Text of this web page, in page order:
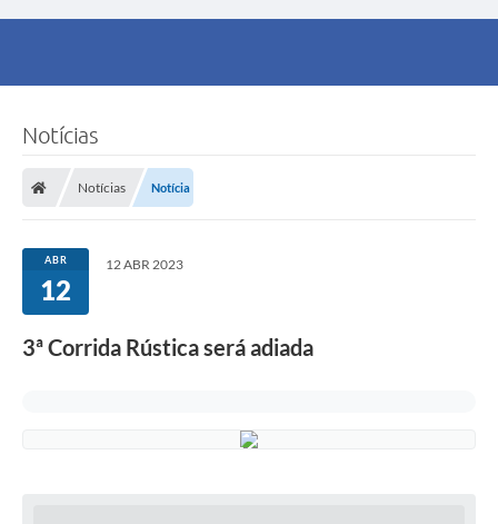
Notícias
Notícias Notícia
ABR
12
12 ABR 2023
3ª Corrida Rústica será adiada